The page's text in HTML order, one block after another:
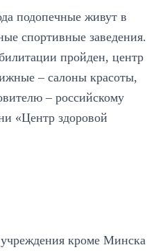
подопечные живут в
спортивные заведения.
пройден, центр
– салоны красоты,
– российскому
«Центр здоровой
кроме Минска